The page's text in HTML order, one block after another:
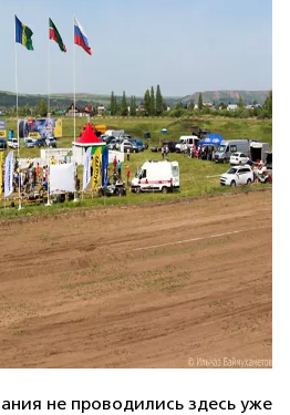
не проводились здесь уже